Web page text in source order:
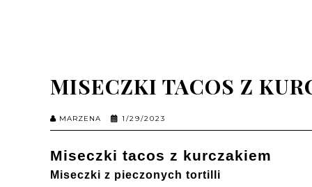
MISECZKI TACOS Z
MARZENA 1/29/2023
Miseczki tacos z kurczakiem
Miseczki z pieczonych tortilli